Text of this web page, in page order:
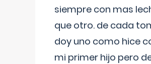
siempre con mas
que otro. de cada
doy uno como hice
mi primer hijo pero